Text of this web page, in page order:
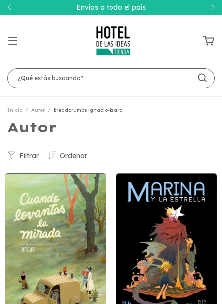
Envíos a todo el país
Inicio / Autor / breadcrumbs.ignacio-lzaro
Autor
Ordenar
Filtrar